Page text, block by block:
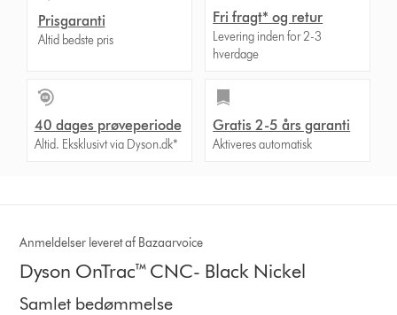
Prisgaranti
Altid bedste pris
Fri fragt* og retur
Levering inden for 2-3
hverdage
40 dages prøveperiode
Altid. Eksklusivt via Dyson.dk*
Gratis 2-5 års garanti
Aktiveres automatisk
Anmeldelser leveret af Bazaarvoice
Dyson OnTrac™ CNC- Black Nickel
Samlet bedømmelse